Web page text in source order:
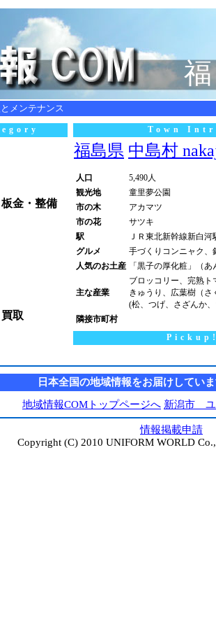
メンテナンス
金・整備
取
Town
福島県 中島村
人口
5,490人
観光地
童里夢公園
市の木
アカマツ
市の花
サツキ
駅
ＪＲ東北新幹線新白河
グルメ
手づくりコンニャク、
人気のお土産
「黒子の厚化粧」（あ
主な産業
ブロッコリー、完熟ト
きゅうり、広葉樹（
(松、つげ、さざんか、
隣接市町村
日本全国の地域情報をお届けしてい
地域情報COMトップページへ 新潟市 ユ
情報掲載申請
Copyright (C) 2010 UNIFORM WORLD